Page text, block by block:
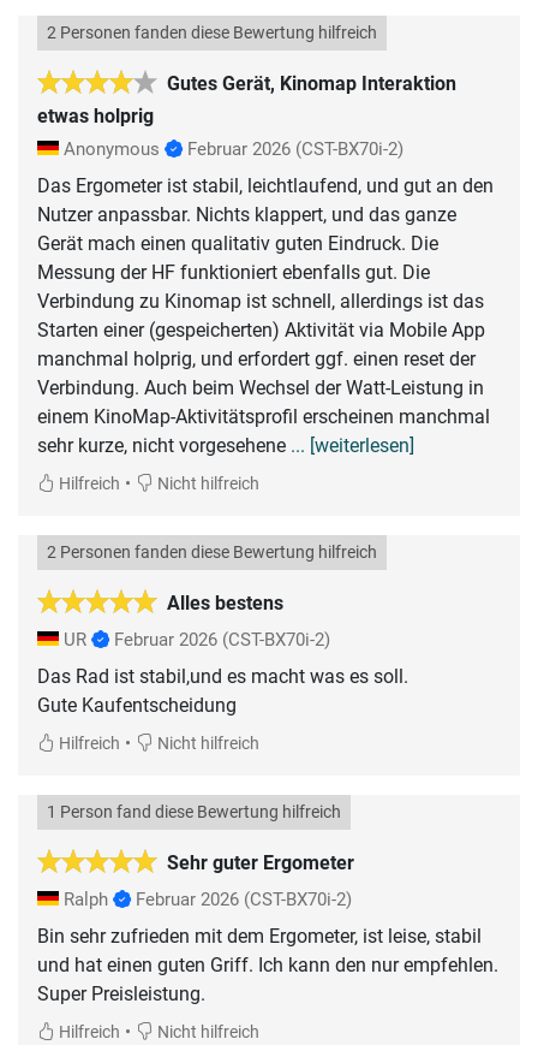
Gutes Gerät, Kinomap Interaktion
etwas holprig
2 Personen fanden diese Bewertung hilfreich
Anonymous Februar 2026 (CST-BX70i-2)
Das Ergometer ist stabil, leichtlaufend, und gut an den
Nutzer anpassbar. Nichts klappert, und das ganze
Gerät mach einen qualitativ guten Eindruck. Die
Messung der HF funktioniert ebenfalls gut. Die
Verbindung zu Kinomap ist schnell, allerdings ist das
Starten einer (gespeicherten) Aktivität via Mobile App
manchmal holprig, und erfordert ggf. einen reset der
Verbindung. Auch beim Wechsel der Watt-Leistung in
einem KinoMap-Aktivitätsprofil erscheinen manchmal
sehr kurze, nicht vorgesehene ... [weiterlesen]
Hilfreich • Nicht hilfreich
Alles bestens
2 Personen fanden diese Bewertung hilfreich
UR Februar 2026 (CST-BX70i-2)
Das Rad ist stabil,und es macht was es soll.
Gute Kaufentscheidung
Hilfreich • Nicht hilfreich
Sehr guter Ergometer
1 Person fand diese Bewertung hilfreich
Ralph Februar 2026 (CST-BX70i-2)
Bin sehr zufrieden mit dem Ergometer, ist leise, stabil
und hat einen guten Griff. Ich kann den nur empfehlen.
Super Preisleistung.
Hilfreich • Nicht hilfreich